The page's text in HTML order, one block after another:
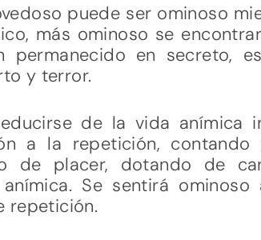
puede ser ominoso
más ominoso se
permanecido en secreto,
y terror.
de la vida anímica
a la repetición,
de placer, dotando de
Se sentirá
repetición.